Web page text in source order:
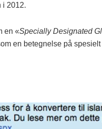
i 2012.
en «Specially Designated
en betegnelse på